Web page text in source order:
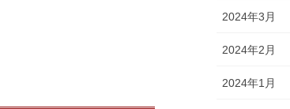
2024年3月
2024年2月
2024年1月